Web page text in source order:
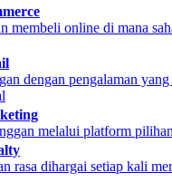
membeli online di mana
dengan pengalaman
melalui platform
rasa dihargai setiap kali